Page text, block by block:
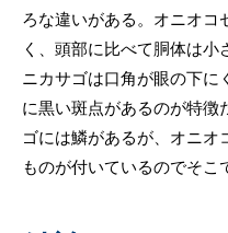
ろな違いがある。オニオコ
く、頭部に比べて胴体は
ニカサゴは口角が眼の下に
に黒い斑点があるのが特徴
ゴには鱗があるが、オニオ
ものが付いているのでそこ